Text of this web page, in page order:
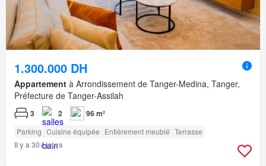
1.300.000 DH
Appartement à Arrondissement de Tanger-Medina, Tanger,
Préfecture de Tanger-Assilah
3 2 96 m²
Parking Cuisine équipée Entièrement meublé Terrasse
Il y a 30+ jours